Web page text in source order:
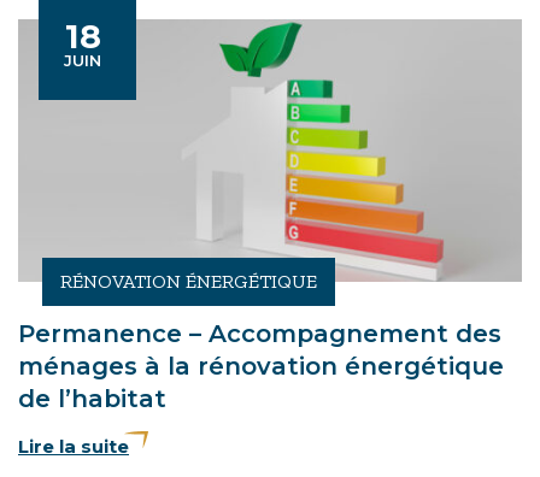
18
JUIN
RÉNOVATION ÉNERGÉTIQUE
Permanence – Accompagnement des
ménages à la rénovation énergétique
de l’habitat
Lire la suite